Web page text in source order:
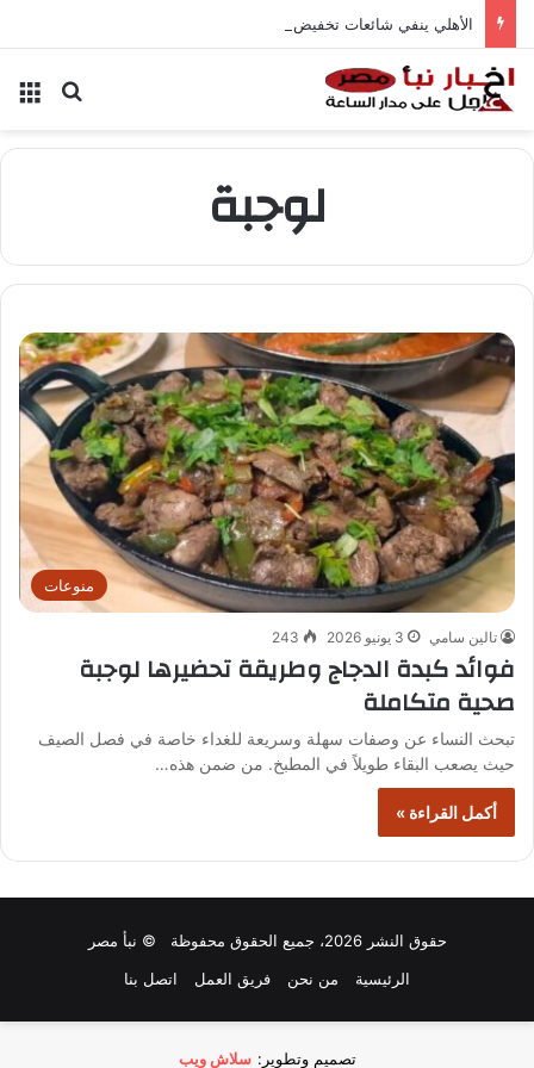
الأهلي ينفي شائعات تخفيض عقود زيزو والشناوي
بحث
لوجبة
منوعات
تالين سامي 3 يونيو 2026 243
فوائد كبدة الدجاج وطريقة تحضيرها لوجبة
صحية متكاملة
تبحث النساء عن وصفات سهلة وسريعة للغداء خاصة في فصل الصيف
حيث يصعب البقاء طويلاً في المطبخ. من ضمن هذه…
أكمل القراءة »
حقوق النشر 2026، جميع الحقوق محفوظة © نبأ مصر
الرئيسية
من نحن فريق العمل اتصل بنا
تصميم وتطوير: سلاش ويب